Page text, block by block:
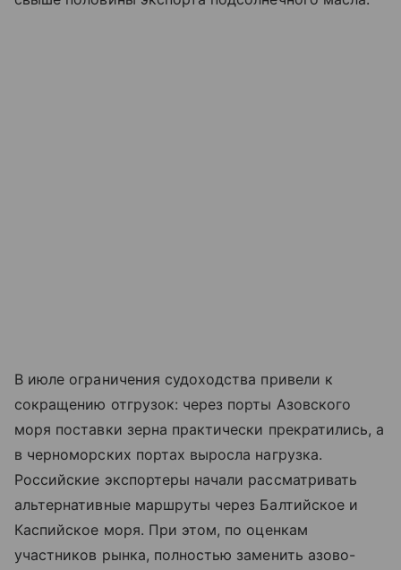
В июле ограничения судоходства привели к
сокращению отгрузок: через порты Азовского
моря поставки зерна практически прекратились, а
в черноморских портах выросла нагрузка.
Российские экспортеры начали рассматривать
альтернативные маршруты через Балтийское и
Каспийское моря. При этом, по оценкам
участников рынка, полностью заменить азово-